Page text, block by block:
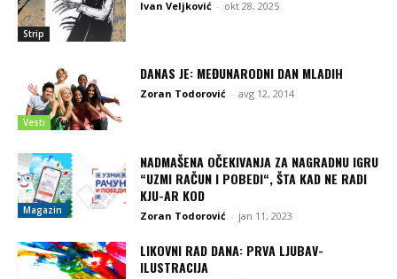
Strip
Ivan Veljković - okt 28, 2025
Vesti
DANAS JE: MEĐUNARODNI DAN MLADIH
Zoran Todorović - avg 12, 2014
Magazin
NADMAŠENA OČEKIVANJA ZA NAGRADNU IGRU
“UZMI RAČUN I POBEDI“, ŠTA KAD NE RADI
KJU-AR KOD
Zoran Todorović - jan 11, 2023
LIKOVNI RAD DANA: PRVA LJUBAV-
ILUSTRACIJA